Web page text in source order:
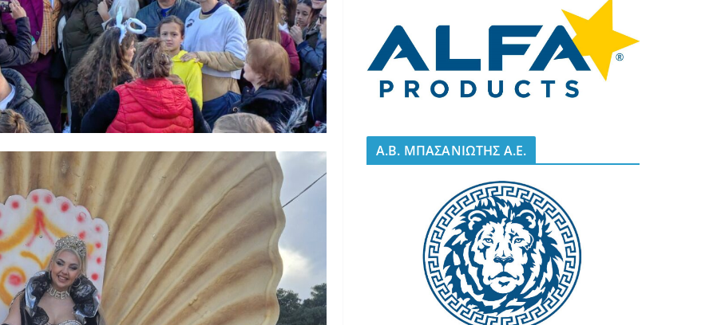
A.B. ΜΠΑΣΑΝΙΩΤΗΣ Α.Ε.